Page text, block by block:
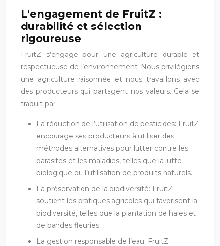
L’engagement de FruitZ :
durabilité et sélection
rigoureuse
FruitZ s’engage pour une agriculture durable et
respectueuse de l’environnement. Nous privilégions
une agriculture raisonnée et nous travaillons avec
des producteurs qui partagent nos valeurs. Cela se
traduit par :
La réduction de l’utilisation de pesticides: FruitZ
encourage ses producteurs à utiliser des
méthodes alternatives pour lutter contre les
parasites et les maladies, telles que la lutte
biologique ou l’utilisation de produits naturels.
La préservation de la biodiversité: FruitZ
soutient les pratiques agricoles qui favorisent la
biodiversité, telles que la plantation de haies et
de bandes fleuries.
La gestion responsable de l’eau: FruitZ